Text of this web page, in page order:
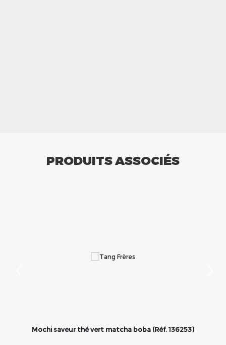
PRODUITS ASSOCIÉS
Mochi saveur thé vert matcha boba (Réf. 136253)